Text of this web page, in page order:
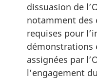
dissuasion de
notamment des
requises pour
démonstrations
assignées par
l’engagement